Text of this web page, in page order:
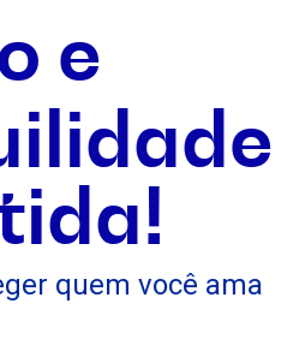
e
quem você ama